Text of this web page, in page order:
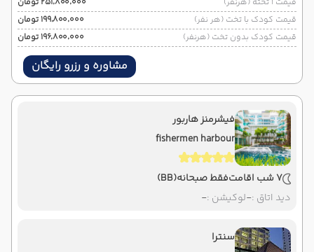
قیمت کودک با تخت (هر نفر)
۱۹۹٬۸۰۰٬۰۰۰ تومان
قیمت کودک بدون تخت (هرنفر)
۱۹۶٬۸۰۰٬۰۰۰ تومان
مشاوره و رزرو رایگان
فیشرمنز هاربور
fishermen harbour
7 شب اقامت فقط صبحانه(BB)
دید اتاق :-لوکیشن :-
سنترا